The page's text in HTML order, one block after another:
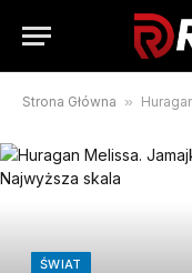
Strona Główna » Huragan
ŚWIAT